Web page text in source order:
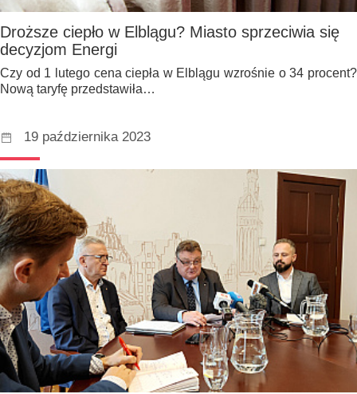
Droższe ciepło w Elblągu? Miasto sprzeciwia się
decyzjom Energi
Czy od 1 lutego cena ciepła w Elblągu wzrośnie o 34 procent?
Nową taryfę przedstawiła…
19 października 2023